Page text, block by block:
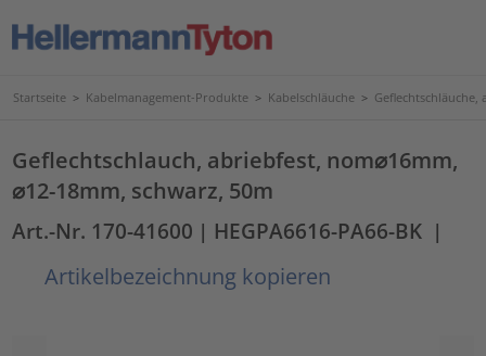
Startseite > Kabelmanagement-Produkte > Kabelschläuche > Geflechtschläuche,
Geflechtschlauch, abriebfest, nom⌀16mm,
⌀12-18mm, schwarz, 50m
Art.-Nr. 170-41600 | HEGPA6616-PA66-BK |
Artikelbezeichnung kopieren